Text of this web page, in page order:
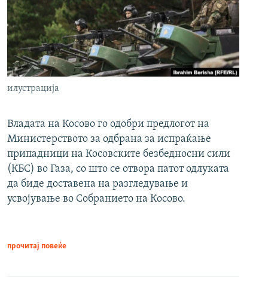
илустрација
Владата на Косово го одобри предлогот на
Министерството за одбрана за испраќање
припадници на Косовските безбедносни сили
(КБС) во Газа, со што се отвора патот одлуката
да биде доставена на разгледување и
усвојување во Собранието на Косово.
прочитај повеќе